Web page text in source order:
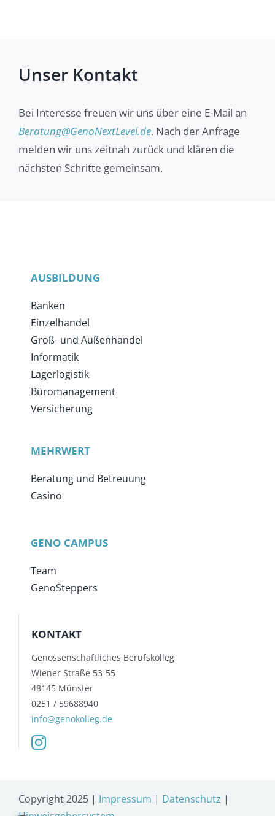
Unser Kontakt
Bei Interesse freuen wir uns über eine E-Mail an
Beratung@GenoNextLevel.de. Nach der Anfrage
melden wir uns zeitnah zurück und klären die
nächsten Schritte gemeinsam.
AUSBILDUNG
Banken
Einzelhandel
Groß- und Außenhandel
Informatik
Lagerlogistik
Büromanagement
Versicherung
MEHRWERT
Beratung und Betreuung
Casino
GENO CAMPUS
Team
GenoSteppers
KONTAKT
Genossenschaftliches Berufskolleg
Wiener Straße 53-55
48145 Münster
0251 / 59688940
info@genokolleg.de
Copyright 2025 | Impressum | Datenschutz |